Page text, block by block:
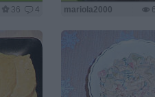
36 4 mariola2000